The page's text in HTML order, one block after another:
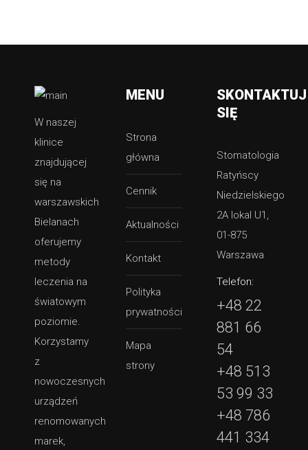
W naszej
klinice
znajdującej
się na
warszawskich
Bielanach
oferujemy
metody
leczenia na
światowym
poziomie.
Korzystamy
z
nowoczesnych
urządzeń
renomowanych
marek,
MENU
Strona
główna
Cennik
Aktualności
Kontakt
Polityka
prywatności
Mapa
strony
SKONTAKTUJ
SIĘ
Stomatologia
Ratyńscy
Niedzielskiego
2A lokal U1,
01-875
Warszawa
Telefon:
+48 22
881 66
54
+48 513
53 99 33
+48 786
441 334